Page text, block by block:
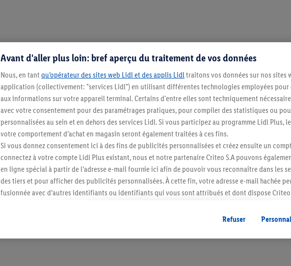
Restez au
Abonnez-vous à la
S'abonner
Avant d'aller plus loin: bref aperçu du traitement de vos données
Nous, en tant qu’opérateur des sites web Lidl et des applis Lidltraitons vos données sur nos sites
application (collectivement: "services Lidl") en utilisant différentes technologies employées pour
aux informations sur votre appareil terminal. Certains d'entre elles sont techniquement
avec votre consentement pour des paramétrages pratiques, pour compiler des statistiques ou
personnalisées au sein et en dehors des services Lidl. Si vous participez au programme Lidl Plus,
votre comportement d’achat en magasin seront également traitées à ces fins.
Si vous donnez consentement ici à des fins de publicités personnalisées et créez ensuite un
connectez à votre compte Lidl Plus existant, nous et notre partenaire Criteo S.A pouvons
en ligne spécial à partir de l’adresse e-mail fournie ici afin de pouvoir vous reconnaître dans les
des tiers et pour afficher des publicités personnalisées. À cette fin, votre adresse e-mail hachée
fusionnée avec d’autres identifiants ou identifiants qui vous sont attribués et dont dispose Criteo
vous avez montré de l’intérêt (par exemple en plaçant le produit dans un panier d’un webshop
l’achat) peuvent également être affichées sur plusieurs apppareils et plusieurs services de Lidl si
plusieurs services de Lidl peuvent vous être attribués en utilisant votre adresse e-mail hachée et,
Refuser